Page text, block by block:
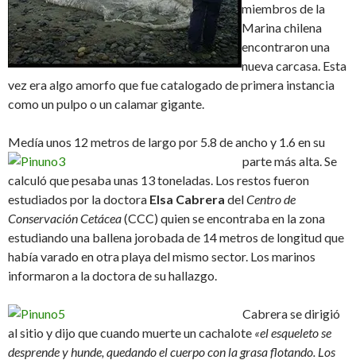
miembros de la
Marina chilena
encontraron una
nueva carcasa. Esta
vez era algo amorfo que fue catalogado de primera instancia
como un pulpo o un calamar gigante.
Medía unos 12 metros de largo por 5.8 de ancho y 1.6 en su
parte más alta. Se
calculó que pesaba unas 13 toneladas. Los restos fueron
estudiados por la doctora Elsa Cabrera delCentro de
Conservación Cetácea(CCC) quien se encontraba en la zona
estudiando una ballena jorobada de 14 metros de longitud que
había varado en otra playa del mismo sector. Los marinos
informaron a la doctora de su hallazgo.
Cabrera se dirigió
al sitio y dijo que cuando muerte un cachalote «el esqueleto se
desprende y hunde, quedando el cuerpo con la grasa flotando. Los